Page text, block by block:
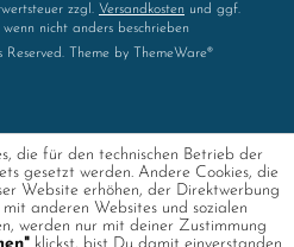
zzgl. Versandkosten und ggf.
nicht anders beschrieben
Theme by
ThemeWare®
die für den technischen Betrieb der
gesetzt werden. Andere Cookies, die
Website erhöhen, der Direktwerbung
anderen Websites und sozialen
werden nur mit deiner Zustimmung